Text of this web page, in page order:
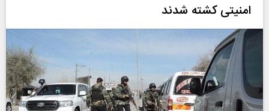
امنیتی کشته شدند